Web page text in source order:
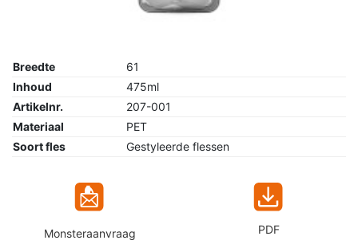
Breedte
61
Inhoud
475ml
Artikelnr.
207-001
Materiaal
PET
Soort fles
Gestyleerde flessen
Monsteraanvraag PDF